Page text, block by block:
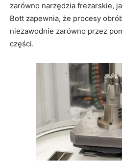
zarówno narzędzia frezarskie,
Bott zapewnia, że procesy
niezawodnie zarówno przez
części.